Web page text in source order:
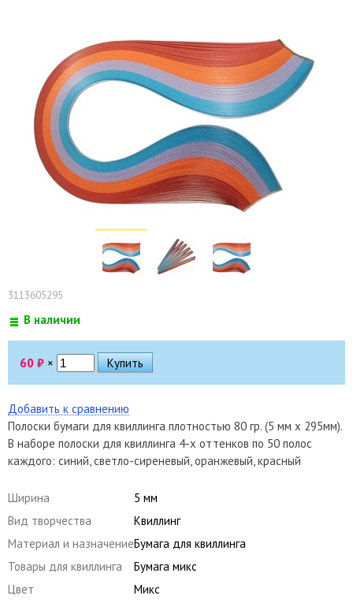
3113605295
В наличии
60 ₽ ×
Добавить к сравнению
Полоски бумаги для квиллинга плотностью 80 гр. (5 мм x 295мм).
В наборе полоски для квиллинга 4-х оттенков по 50 полос
каждого: синий, светло-сиреневый, оранжевый, красный
Ширина
5 мм
Вид творчества
Квиллинг
Материал и назначениеБумага для квиллинга
Товары для квиллинга
Бумага микс
Цвет
Микс